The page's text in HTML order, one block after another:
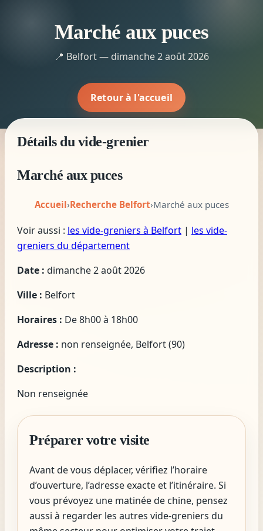
Marché aux puces
📍 Belfort — dimanche 2 août 2026
Retour à l'accueil
Détails du vide-grenier
Marché aux puces
Accueil›Recherche Belfort›Marché aux puces
Voir aussi : les vide-greniers à Belfort | les vide-
greniers du département
Date : dimanche 2 août 2026
Ville : Belfort
Horaires : De 8h00 à 18h00
Adresse : non renseignée, Belfort (90)
Description :
Non renseignée
Préparer votre visite
Avant de vous déplacer, vérifiez l’horaire
d’ouverture, l’adresse exacte et l’itinéraire. Si
vous prévoyez une matinée de chine, pensez
aussi à regarder les autres vide-greniers du